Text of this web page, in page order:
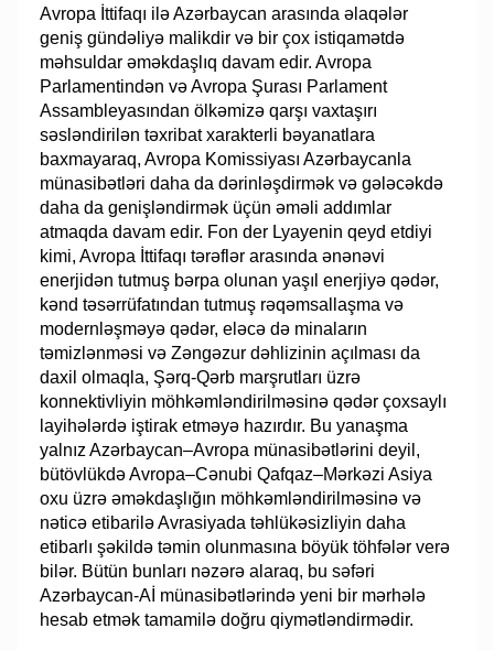
Avropa İttifaqı ilə Azərbaycan arasında əlaqələr
geniş gündəliyə malikdir və bir çox istiqamətdə
məhsuldar əməkdaşlıq davam edir. Avropa
Parlamentindən və Avropa Şurası Parlament
Assambleyasından ölkəmizə qarşı vaxtaşırı
səsləndirilən təxribat xarakterli bəyanatlara
baxmayaraq, Avropa Komissiyası Azərbaycanla
münasibətləri daha da dərinləşdirmək və gələcəkdə
daha da genişləndirmək üçün əməli addımlar
atmaqda davam edir. Fon der Lyayenin qeyd etdiyi
kimi, Avropa İttifaqı tərəflər arasında ənənəvi
enerjidən tutmuş bərpa olunan yaşıl enerjiyə qədər,
kənd təsərrüfatından tutmuş rəqəmsallaşma və
modernləşməyə qədər, eləcə də minaların
təmizlənməsi və Zəngəzur dəhlizinin açılması da
daxil olmaqla, Şərq-Qərb marşrutları üzrə
konnektivliyin möhkəmləndirilməsinə qədər çoxsaylı
layihələrdə iştirak etməyə hazırdır. Bu yanaşma
yalnız Azərbaycan–Avropa münasibətlərini deyil,
bütövlükdə Avropa–Cənubi Qafqaz–Mərkəzi Asiya
oxu üzrə əməkdaşlığın möhkəmləndirilməsinə və
nəticə etibarilə Avrasiyada təhlükəsizliyin daha
etibarlı şəkildə təmin olunmasına böyük töhfələr verə
bilər. Bütün bunları nəzərə alaraq, bu səfəri
Azərbaycan-Aİ münasibətlərində yeni bir mərhələ
hesab etmək tamamilə doğru qiymətləndirmədir.